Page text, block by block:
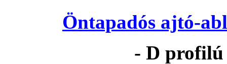
Öntapadós ajtó-
- D profilú